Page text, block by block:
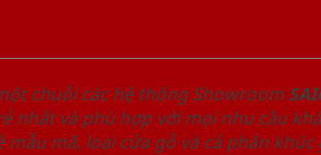
chuỗi các hệ thống Showroom
và phù hợp với mọi nhu cầu
mẫu mã, loại cửa gỗ và cả phân khúc